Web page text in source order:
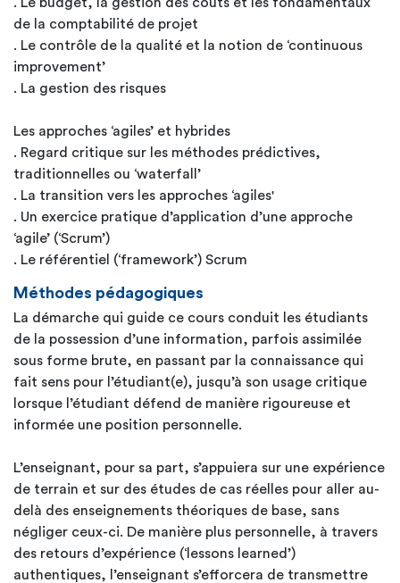
de la comptabilité de projet
. Le contrôle de la qualité et la notion de ‘continuous
improvement’
. La gestion des risques
Les approches ‘agiles’ et hybrides
. Regard critique sur les méthodes prédictives,
traditionnelles ou ‘waterfall’
. La transition vers les approches ‘agiles'
. Un exercice pratique d’application d’une approche
‘agile’ (‘Scrum’)
. Le référentiel (‘framework’) Scrum
Méthodes pédagogiques
La démarche qui guide ce cours conduit les étudiants
de la possession d’une information, parfois assimilée
sous forme brute, en passant par la connaissance qui
fait sens pour l’étudiant(e), jusqu’à son usage critique
lorsque l’étudiant défend de manière rigoureuse et
informée une position personnelle.
L’enseignant, pour sa part, s’appuiera sur une expérience
de terrain et sur des études de cas réelles pour aller au-
delà des enseignements théoriques de base, sans
négliger ceux-ci. De manière plus personnelle, à travers
des retours d’expérience (‘lessons learned’)
authentiques, l’enseignant s’efforcera de transmettre